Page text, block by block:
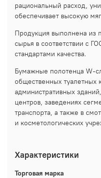
рациональный расход,
обеспечивает высокую
Продукция выполнена из
сырья в соответствии с
стандартами качества.
Бумажные полотенца W-
общественных туалетных
административных
центров, заведениях
транспорта, а также в
и косметологических
Характеристики
Торговая марка